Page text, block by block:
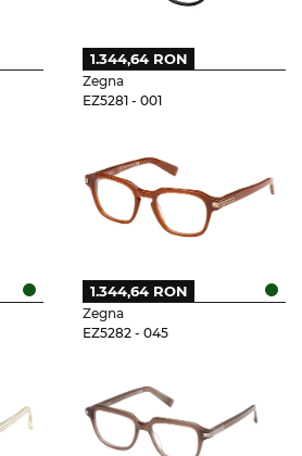
Zegna
EZ5281 - 001
1.344,64 RON
Zegna
EZ5282 - 045
1.344,64 RON